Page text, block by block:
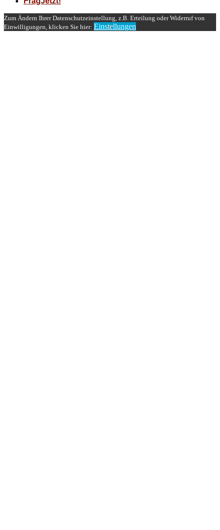
Zum Ändern Ihrer Datenschutzeinstellung, z.B. Erteilung oder Widerruf von
Einwilligungen, klicken Sie hier: Einstellungen